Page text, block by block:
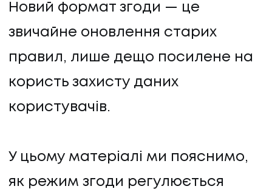
Новий формат згоди — це
звичайне оновлення старих
правил, лише дещо посилене на
користь захисту даних
користувачів.
У цьому матеріалі ми пояснимо,
як режим згоди регулюється